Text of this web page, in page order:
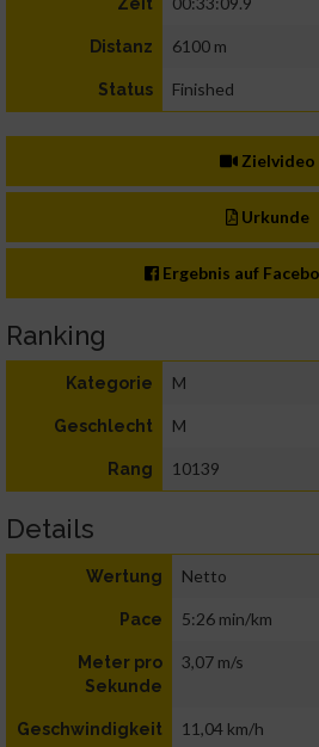
Distanz 6100 m
Status Finished
Zielvideo
Urkunde
Ergebnis auf
Ranking
Kategorie M
Geschlecht M
Rang 10139
Details
Wertung Netto
Pace 5:26 min/km
Meter pro
Sekunde
3,07 m/s
Geschwindigkeit 11,04 km/h